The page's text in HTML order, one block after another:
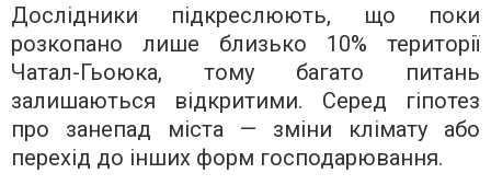
Дослідники підкреслюють, що поки
розкопано лише близько 10% території
Чатал-Гьоюка, тому багато питань
залишаються відкритими. Серед гіпотез
про занепад міста — зміни клімату або
перехід до інших форм господарювання.